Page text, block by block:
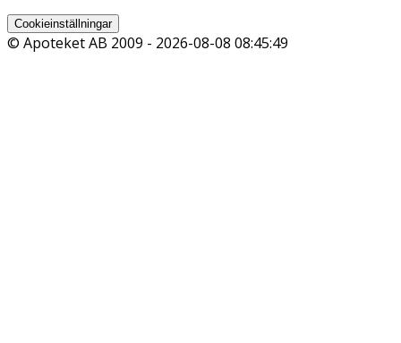
Cookieinställningar
© Apoteket AB 2009 - 2026-08-08 08:45:49